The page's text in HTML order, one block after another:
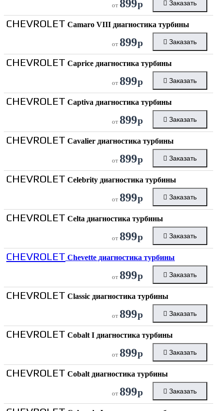
от 899р Заказать
CHEVROLET Camaro VIII диагностика турбины
от 899р Заказать
CHEVROLET Caprice диагностика турбины
от 899р Заказать
CHEVROLET Captiva диагностика турбины
от 899р Заказать
CHEVROLET Cavalier диагностика турбины
от 899р Заказать
CHEVROLET Celebrity диагностика турбины
от 899р Заказать
CHEVROLET Celta диагностика турбины
от 899р Заказать
CHEVROLET Chevette диагностика турбины
от 899р Заказать
CHEVROLET Classic диагностика турбины
от 899р Заказать
CHEVROLET Cobalt I диагностика турбины
от 899р Заказать
CHEVROLET Cobalt диагностика турбины
от 899р Заказать